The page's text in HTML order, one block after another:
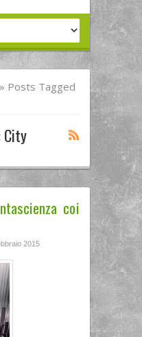
» Posts Tagged
City
coi
2015